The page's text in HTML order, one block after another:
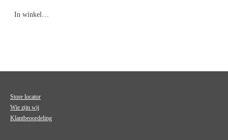
In winkelwagen
Store locator
Wie zijn wij
Klantbeoordeling